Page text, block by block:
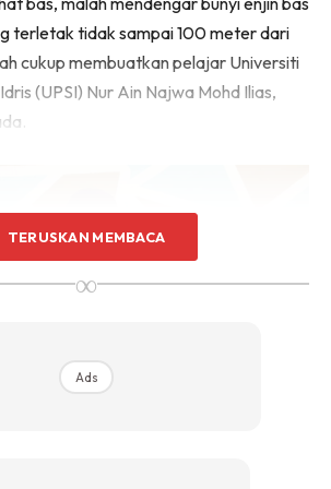
terletak tidak sampai 100 meter dari
cukup membuatkan pelajar Universiti
(UPSI) Nur Ain Najwa Mohd Ilias,
TERUSKAN MEMBACA
∞
Ads